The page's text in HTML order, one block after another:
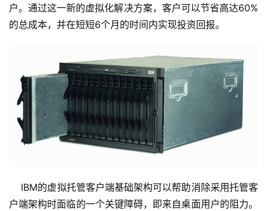
户。通过这一新的虚拟化解决方案，客户可以节省高达60%
的总成本，并在短短6个月的时间内实现投资回报。
IBM的虚拟托管客户端基础架构可以帮助消除采用托管客
户端架构时面临的一个关键障碍，即来自桌面用户的阻力。